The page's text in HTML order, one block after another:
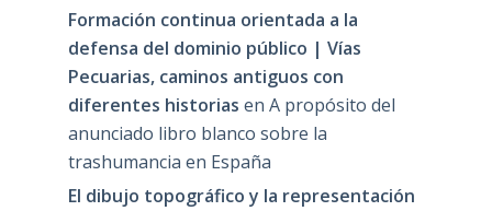
Formación continua orientada a la
defensa del dominio público | Vías
Pecuarias, caminos antiguos con
diferentes historias en A propósito del
anunciado libro blanco sobre la
trashumancia en España
El dibujo topográfico y la representación